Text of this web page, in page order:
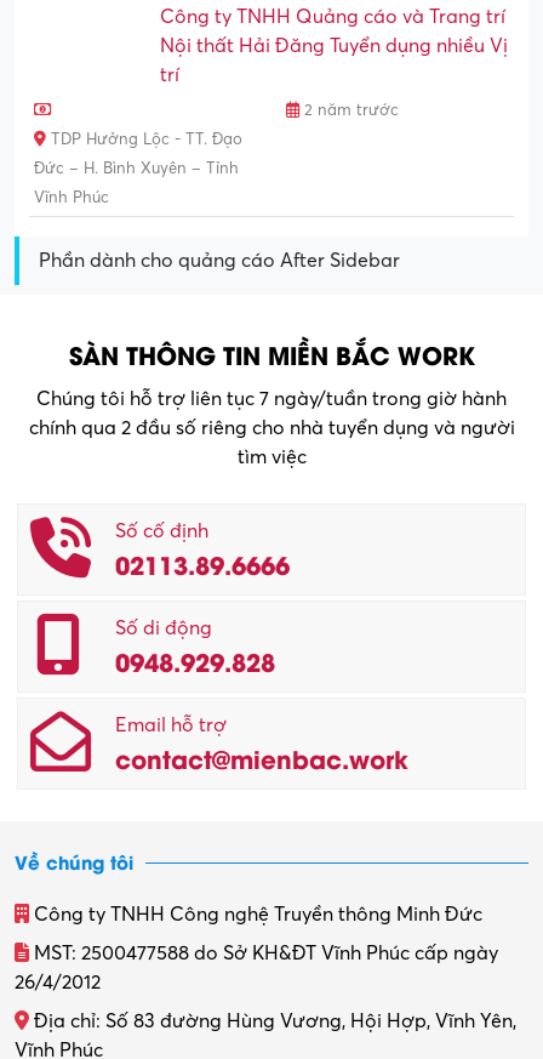
Công ty TNHH Quảng cáo và Trang trí
Nội thất Hải Đăng Tuyển dụng nhiều Vị
trí
2 năm trước
TDP Hưởng Lộc - TT. Đạo
Đức – H. Bình Xuyên – Tỉnh
Vĩnh Phúc
Phần dành cho quảng cáo After Sidebar
SÀN THÔNG TIN MIỀN BẮC WORK
Chúng tôi hỗ trợ liên tục 7 ngày/tuần trong giờ hành
chính qua 2 đầu số riêng cho nhà tuyển dụng và người
tìm việc
Số cố định
02113.89.6666
Số di động
0948.929.828
Email hỗ trợ
contact@mienbac.work
Về chúng tôi
Công ty TNHH Công nghệ Truyền thông Minh Đức
MST: 2500477588 do Sở KH&ĐT Vĩnh Phúc cấp ngày
26/4/2012
Địa chỉ: Số 83 đường Hùng Vương, Hội Hợp, Vĩnh Yên,
Vĩnh Phúc